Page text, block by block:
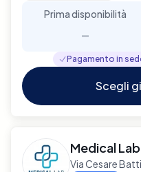
Prima disponibilità
-
Pagamento in
Scegli
Medical
Via Cesare